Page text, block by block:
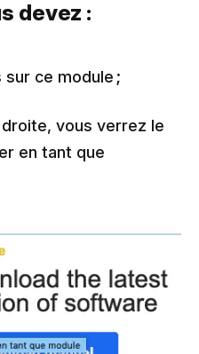
devez :
ce module ;
droite, vous verrez le
en tant que